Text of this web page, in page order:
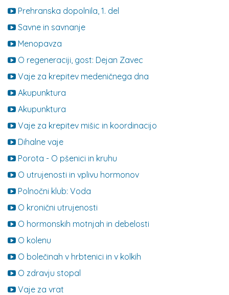
Prehranska dopolnila, 1. del
Savne in savnanje
Menopavza
O regeneraciji, gost: Dejan Zavec
Vaje za krepitev medeničnega dna
Akupunktura
Akupunktura
Vaje za krepitev mišic in koordinacijo
Dihalne vaje
Porota - O pšenici in kruhu
O utrujenosti in vplivu hormonov
Polnočni klub: Voda
O kronični utrujenosti
O hormonskih motnjah in debelosti
O kolenu
O bolečinah v hrbtenici in v kolkih
O zdravju stopal
Vaje za vrat